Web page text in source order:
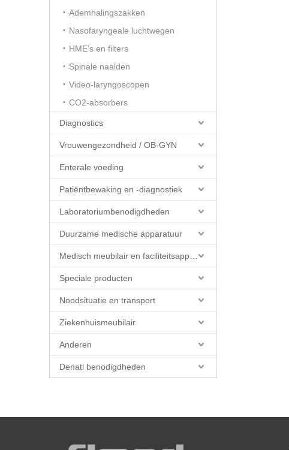
Ademhalingszakken
Nasofaryngeale luchtwegen
HME's en filters
Spinale naalden
Video-laryngoscopen
CO2-absorbers
Diagnostics
Vrouwengezondheid / OB-GYN
Enterale voeding
Patiëntbewaking en -diagnostiek
Laboratoriumbenodigdheden
Duurzame medische apparatuur
Speciale producten
Noodsituatie en transport
Ziekenhuismeubilair
Anderen
Denatl benodigdheden